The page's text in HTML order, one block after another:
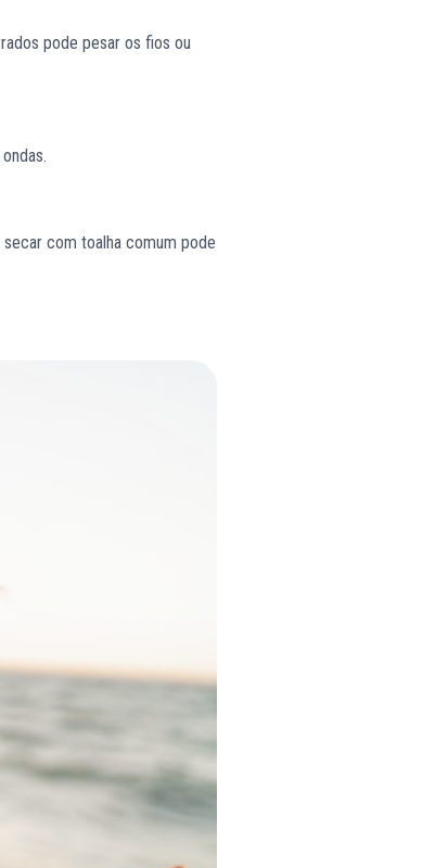
pode pesar os fios ou
com toalha comum pode